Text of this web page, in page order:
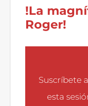
!La
Roger!
Suscríbete
esta